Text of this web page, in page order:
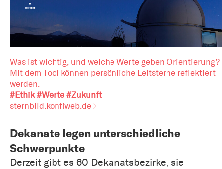
Was ist wichtig, und welche Werte geben Orientierung?
Mit dem Tool können persönliche Leitsterne reflektiert
werden.
#Ethik #Werte #Zukunft
sternbild.konfiweb.de
Dekanate legen unterschiedliche
Schwerpunkte
Derzeit gibt es 60 Dekanatsbezirke, sie